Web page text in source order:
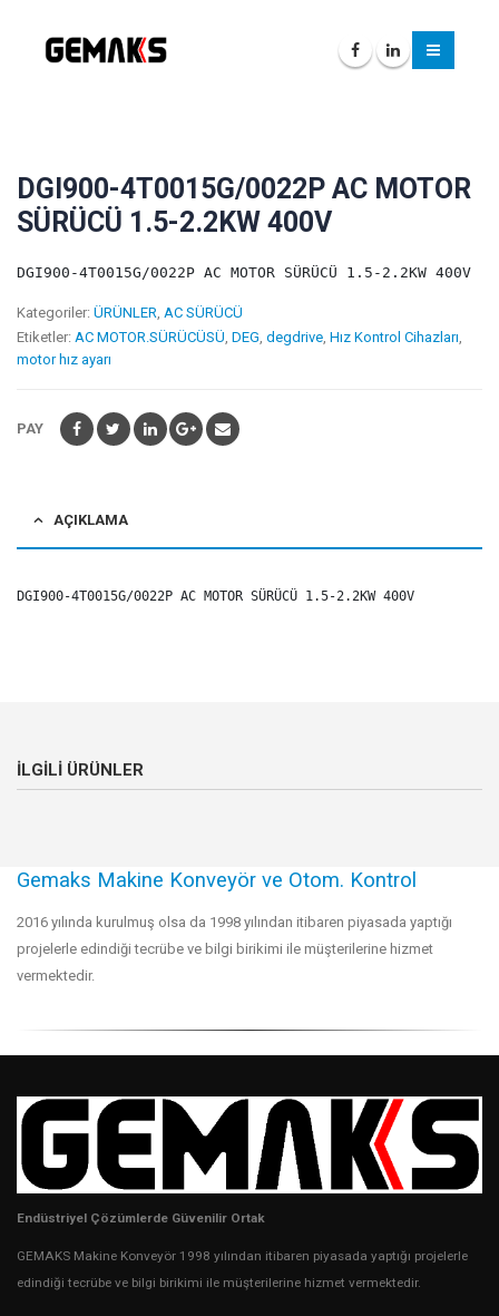
DGI900-4T0015G/0022P AC MOTOR
SÜRÜCÜ 1.5-2.2KW 400V
DGI900-4T0015G/0022P AC MOTOR SÜRÜCÜ 1.5-2.2KW 400V
Kategoriler: ÜRÜNLER, AC SÜRÜCÜ
Etiketler: AC MOTOR.SÜRÜCÜSÜ, DEG, degdrive, Hız Kontrol Cihazları,
motor hız ayarı
PAY
AÇIKLAMA
DGI900-4T0015G/0022P AC MOTOR SÜRÜCÜ 1.5-2.2KW 400V
ILGILI ÜRÜNLER
Gemaks Makine Konveyör ve Otom. Kontrol
2016 yılında kurulmuş olsa da 1998 yılından itibaren piyasada yaptığı
projelerle edindiği tecrübe ve bilgi birikimi ile müşterilerine hizmet
vermektedir.
Endüstriyel Çözümlerde Güvenilir Ortak
GEMAKS Makine Konveyör 1998 yılından itibaren piyasada yaptığı projelerle
edindiği tecrübe ve bilgi birikimi ile müşterilerine hizmet vermektedir.